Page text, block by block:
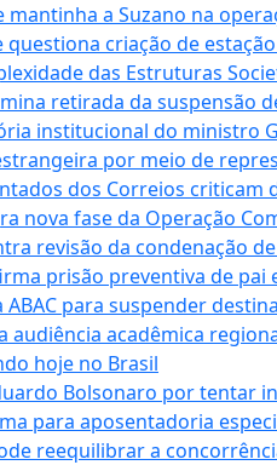
a Suzano na
criação de
das Estruturas
retirada da suspensão
institucional do ministro
por meio de
dos Correios
nova fase da Operação
revisão da condenação
prisão preventiva de
para suspender
audiência acadêmica
hoje no Brasil
Bolsonaro por tentar
para aposentadoria
reequilibrar a